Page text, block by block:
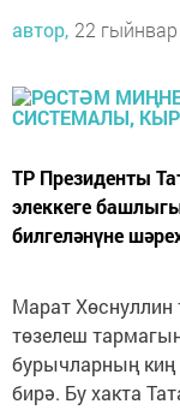
автор, 22
ТР Президенты
элеккеге
билгеләнүне
Марат
төзелеш
бурычларның киң
бирә. Бу хакта